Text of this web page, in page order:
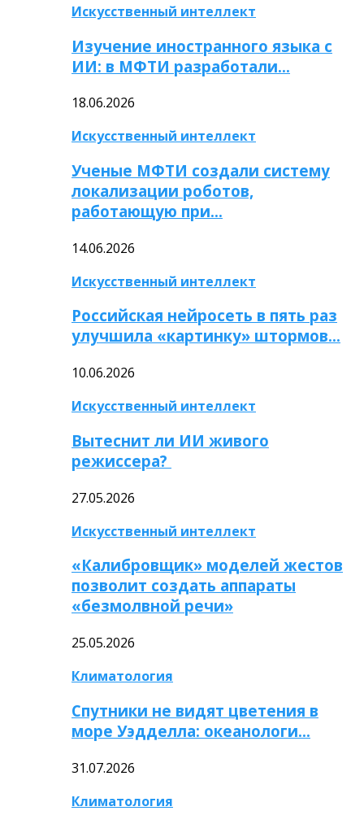
Искусственный интеллект
Изучение иностранного языка с
ИИ: в МФТИ разработали…
18.06.2026
Искусственный интеллект
Ученые МФТИ создали систему
локализации роботов,
работающую при…
14.06.2026
Искусственный интеллект
Российская нейросеть в пять раз
улучшила «картинку» штормов…
10.06.2026
Искусственный интеллект
Вытеснит ли ИИ живого
режиссера?
27.05.2026
Искусственный интеллект
«Калибровщик» моделей жестов
позволит создать аппараты
«безмолвной речи»
25.05.2026
Климатология
Спутники не видят цветения в
море Уэдделла: океанологи…
31.07.2026
Климатология